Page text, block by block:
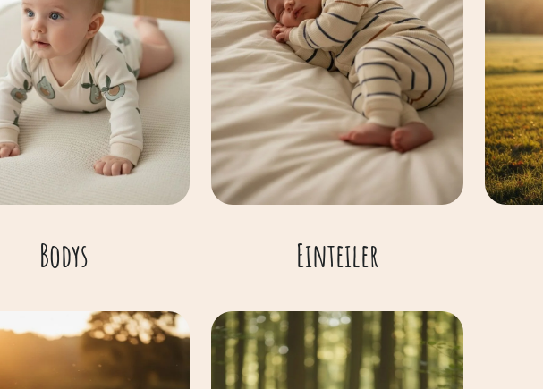
Bodys Einteiler